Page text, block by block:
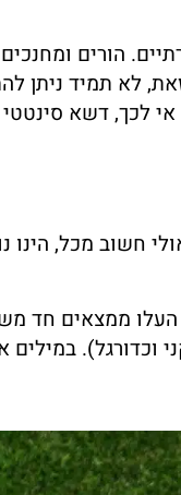
הורים ומחנכים
לא תמיד ניתן
אי לכך, דשא
חשוב מכל, הינו
העלו ממצאים חד
וכדורגל).